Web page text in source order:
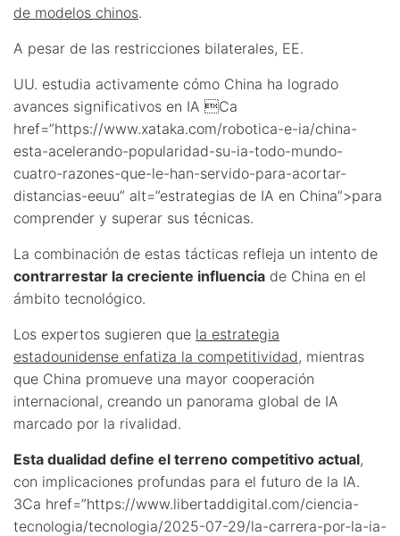
de modelos chinos.
A pesar de las restricciones bilaterales, EE.
UU. estudia activamente cómo China ha logrado
avances significativos en IA Ca
href=”https://www.xataka.com/robotica-e-ia/china-
esta-acelerando-popularidad-su-ia-todo-mundo-
cuatro-razones-que-le-han-servido-para-acortar-
distancias-eeuu” alt=”estrategias de IA en China”>para
comprender y superar sus técnicas.
La combinación de estas tácticas refleja un intento de
contrarrestar la creciente influencia de China en el
ámbito tecnológico.
Los expertos sugieren que la estrategia
estadounidense enfatiza la competitividad, mientras
que China promueve una mayor cooperación
internacional, creando un panorama global de IA
marcado por la rivalidad.
Esta dualidad define el terreno competitivo actual,
con implicaciones profundas para el futuro de la IA.
3Ca href=”https://www.libertaddigital.com/ciencia-
tecnologia/tecnologia/2025-07-29/la-carrera-por-la-ia-